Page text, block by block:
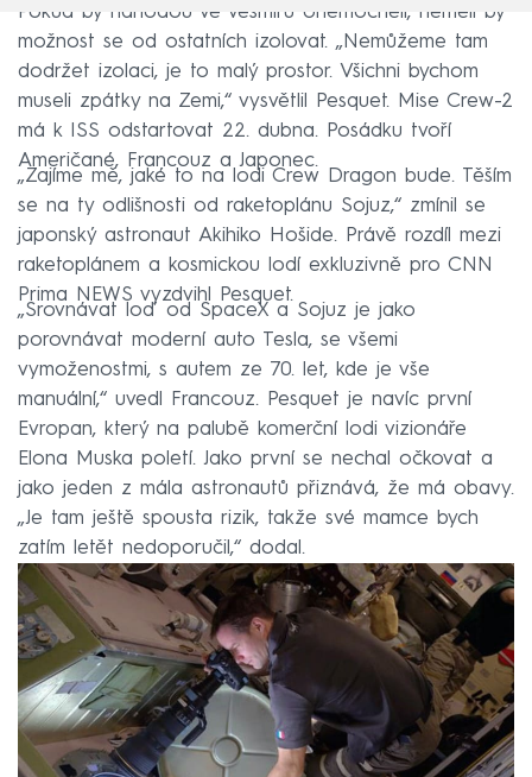
Pokud by náhodou ve vesmíru onemocněli, neměli by
možnost se od ostatních izolovat. „Nemůžeme tam
dodržet izolaci, je to malý prostor. Všichni bychom
museli zpátky na Zemi,“ vysvětlil Pesquet. Mise Crew-2
má k ISS odstartovat 22. dubna. Posádku tvoří
Američané, Francouz a Japonec.
„Zajíme mě, jaké to na lodi Crew Dragon bude. Těším
se na ty odlišnosti od raketoplánu Sojuz,“ zmínil se
japonský astronaut Akihiko Hošide. Právě rozdíl mezi
raketoplánem a kosmickou lodí exkluzivně pro CNN
Prima NEWS vyzdvihl Pesquet.
„Srovnávat loď od SpaceX a Sojuz je jako
porovnávat moderní auto Tesla, se všemi
vymoženostmi, s autem ze 70. let, kde je vše
manuální,“ uvedl Francouz. Pesquet je navíc první
Evropan, který na palubě komerční lodi vizionáře
Elona Muska poletí. Jako první se nechal očkovat a
jako jeden z mála astronautů přiznává, že má obavy.
„Je tam ještě spousta rizik, takže své mamce bych
zatím letět nedoporučil,“ dodal.